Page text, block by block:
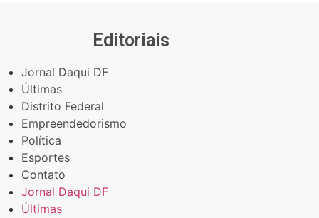
Editoriais
Jornal Daqui DF
Últimas
Distrito Federal
Empreendedorismo
Política
Esportes
Contato
Jornal Daqui DF
Últimas